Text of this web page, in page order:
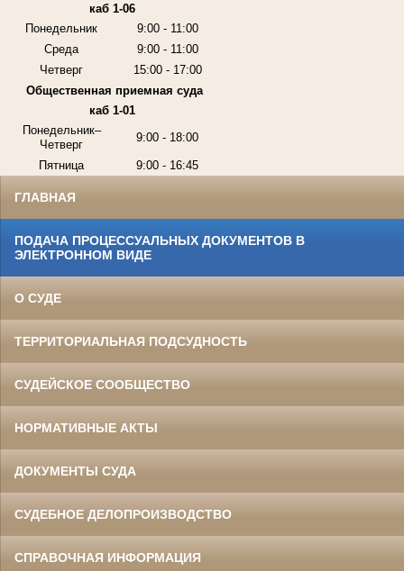
каб 1-06
Понедельник
9:00 - 11:00
Среда
9:00 - 11:00
Четверг
15:00 - 17:00
Общественная приемная суда
каб 1-01
Понедельник–
Четверг
9:00 - 18:00
Пятница 9:00 - 16:45
ГЛАВНАЯ
ПОДАЧА ПРОЦЕССУАЛЬНЫХ ДОКУМЕНТОВ В
ЭЛЕКТРОННОМ ВИДЕ
О СУДЕ
ТЕРРИТОРИАЛЬНАЯ ПОДСУДНОСТЬ
СУДЕЙСКОЕ СООБЩЕСТВО
НОРМАТИВНЫЕ АКТЫ
ДОКУМЕНТЫ СУДА
СУДЕБНОЕ ДЕЛОПРОИЗВОДСТВО
СПРАВОЧНАЯ ИНФОРМАЦИЯ